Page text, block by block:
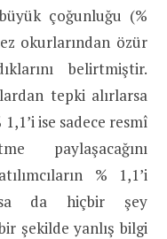
çoğunluğu (%
okurlarından özür
belirtmiştir.
tepki alırlarsa
ise sadece resmî
paylaşacağını
% 1,1’i
da hiçbir şey
şekilde yanlış bilgi